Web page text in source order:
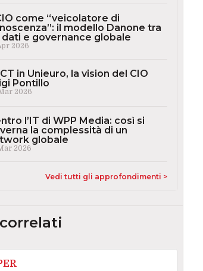
come “veicolatore di
il modello Danone tra
dati e governance globale
2026
in Unieuro, la vision del CIO
Pontillo
2026
l’IT di WPP Media: così si
la complessità di un
globale
2026
Vedi tutti gli approfondimenti >